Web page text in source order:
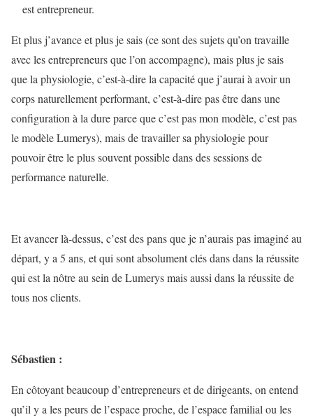
est entrepreneur.
Et plus j’avance et plus je sais (ce sont des sujets qu’on travaille
avec les entrepreneurs que l’on accompagne), mais plus je sais
que la physiologie, c’est-à-dire la capacité que j’aurai à avoir un
corps naturellement performant, c’est-à-dire pas être dans une
configuration à la dure parce que c’est pas mon modèle, c’est pas
le modèle Lumerys), mais de travailler sa physiologie pour
pouvoir être le plus souvent possible dans des sessions de
performance naturelle.
Et avancer là-dessus, c’est des pans que je n’aurais pas imaginé au
départ, y a 5 ans, et qui sont absolument clés dans dans la réussite
qui est la nôtre au sein de Lumerys mais aussi dans la réussite de
tous nos clients.
Sébastien :
En côtoyant beaucoup d’entrepreneurs et de dirigeants, on entend
qu’il y a les peurs de l’espace proche, de l’espace familial ou les